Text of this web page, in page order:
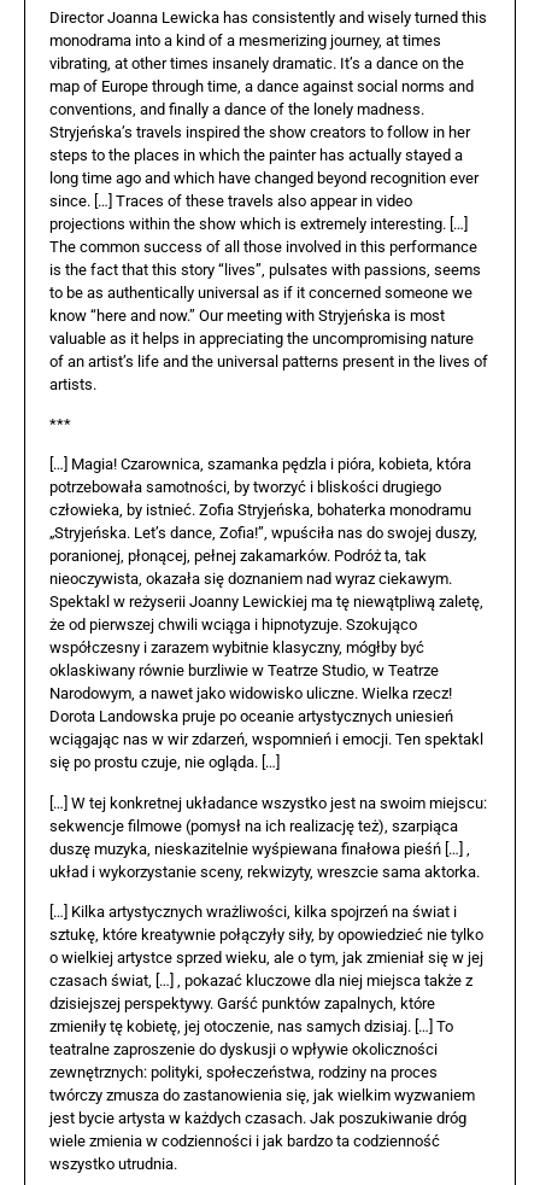
Director Joanna Lewicka has consistently and wisely turned this
monodrama into a kind of a mesmerizing journey, at times
vibrating, at other times insanely dramatic. It’s a dance on the
map of Europe through time, a dance against social norms and
conventions, and finally a dance of the lonely madness.
Stryjeńska’s travels inspired the show creators to follow in her
steps to the places in which the painter has actually stayed a
long time ago and which have changed beyond recognition ever
since. […] Traces of these travels also appear in video
projections within the show which is extremely interesting. […]
The common success of all those involved in this performance
is the fact that this story “lives”, pulsates with passions, seems
to be as authentically universal as if it concerned someone we
know “here and now.” Our meeting with Stryjeńska is most
valuable as it helps in appreciating the uncompromising nature
of an artist’s life and the universal patterns present in the lives of
artists.
***
[…] Magia! Czarownica, szamanka pędzla i pióra, kobieta, która
potrzebowała samotności, by tworzyć i bliskości drugiego
człowieka, by istnieć. Zofia Stryjeńska, bohaterka monodramu
„Stryjeńska. Let’s dance, Zofia!”, wpuściła nas do swojej duszy,
poranionej, płonącej, pełnej zakamarków. Podróż ta, tak
nieoczywista, okazała się doznaniem nad wyraz ciekawym.
Spektakl w reżyserii Joanny Lewickiej ma tę niewątpliwą zaletę,
że od pierwszej chwili wciąga i hipnotyzuje. Szokująco
współczesny i zarazem wybitnie klasyczny, mógłby być
oklaskiwany równie burzliwie w Teatrze Studio, w Teatrze
Narodowym, a nawet jako widowisko uliczne. Wielka rzecz!
Dorota Landowska pruje po oceanie artystycznych uniesień
wciągając nas w wir zdarzeń, wspomnień i emocji. Ten spektakl
się po prostu czuje, nie ogląda. […]
[…] W tej konkretnej układance wszystko jest na swoim miejscu:
sekwencje filmowe (pomysł na ich realizację też), szarpiąca
duszę muzyka, nieskazitelnie wyśpiewana finałowa pieśń […] ,
układ i wykorzystanie sceny, rekwizyty, wreszcie sama aktorka.
[…] Kilka artystycznych wrażliwości, kilka spojrzeń na świat i
sztukę, które kreatywnie połączyły siły, by opowiedzieć nie tylko
o wielkiej artystce sprzed wieku, ale o tym, jak zmieniał się w jej
czasach świat, […] , pokazać kluczowe dla niej miejsca także z
dzisiejszej perspektywy. Garść punktów zapalnych, które
zmieniły tę kobietę, jej otoczenie, nas samych dzisiaj. […] To
teatralne zaproszenie do dyskusji o wpływie okoliczności
zewnętrznych: polityki, społeczeństwa, rodziny na proces
twórczy zmusza do zastanowienia się, jak wielkim wyzwaniem
jest bycie artysta w każdych czasach. Jak poszukiwanie dróg
wiele zmienia w codzienności i jak bardzo ta codzienność
wszystko utrudnia.